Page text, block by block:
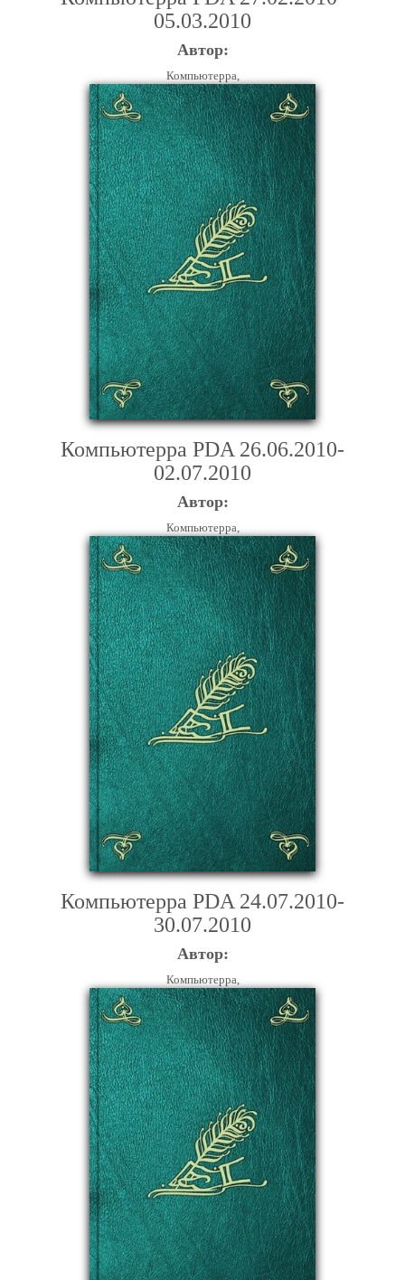
05.03.2010
Автор:
Компьютерра,
Компьютерра PDA 26.06.2010-
02.07.2010
Автор:
Компьютерра,
Компьютерра PDA 24.07.2010-
30.07.2010
Автор:
Компьютерра,